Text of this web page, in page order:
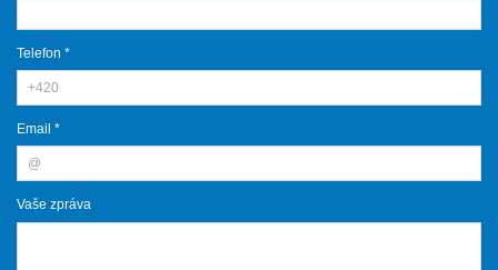
Telefon *
Email *
Vaše zpráva